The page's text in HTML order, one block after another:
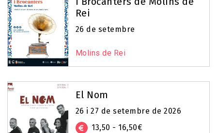
Rei
26 de setembre
Molins de Rei
El Nom
26 i 27 de setembre de 2026
13,50 - 16,50€